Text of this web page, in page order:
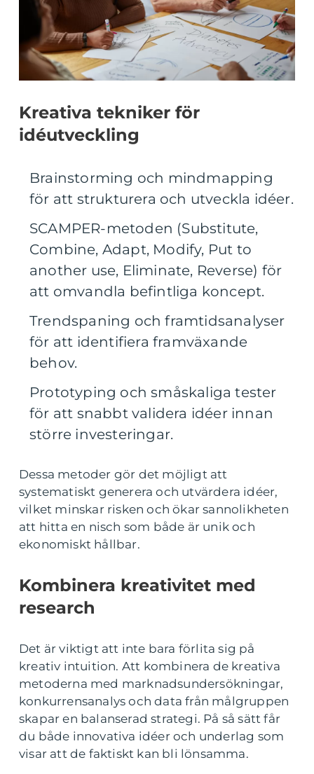
Kreativa tekniker för
idéutveckling
Brainstorming och mindmapping
för att strukturera och utveckla idéer.
SCAMPER-metoden (Substitute,
Combine, Adapt, Modify, Put to
another use, Eliminate, Reverse) för
att omvandla befintliga koncept.
Trendspaning och framtidsanalyser
för att identifiera framväxande
behov.
Prototyping och småskaliga tester
för att snabbt validera idéer innan
större investeringar.
Dessa metoder gör det möjligt att
systematiskt generera och utvärdera idéer,
vilket minskar risken och ökar sannolikheten
att hitta en nisch som både är unik och
ekonomiskt hållbar.
Kombinera kreativitet med
research
Det är viktigt att inte bara förlita sig på
kreativ intuition. Att kombinera de kreativa
metoderna med marknadsundersökningar,
konkurrensanalys och data från målgruppen
skapar en balanserad strategi. På så sätt får
du både innovativa idéer och underlag som
visar att de faktiskt kan bli lönsamma.